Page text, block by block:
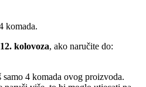
komada.
kolovoza, ako naručite do:
4 komada ovog proizvoda.